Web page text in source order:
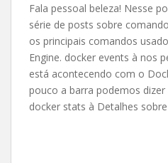
Fala pessoal beleza! Nesse
série de posts sobre
os principais comandos
Engine. docker events à nos
está acontecendo com o
pouco a barra podemos dizer
docker stats à Detalhes